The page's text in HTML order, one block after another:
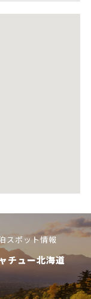
スポット情報
チュー北海道